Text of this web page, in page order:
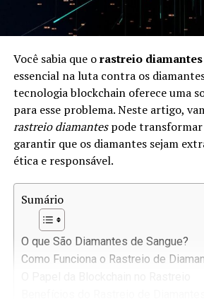
Você sabia que orastreio diamantes
essencial na luta contra os
tecnologia blockchain oferece uma
para esse problema. Neste artigo,
rastreio diamantespode transformar
garantir que os diamantes sejam
ética e responsável.
Sumário
O que São Diamantes de Sangue?
Como Funciona o Rastreio de